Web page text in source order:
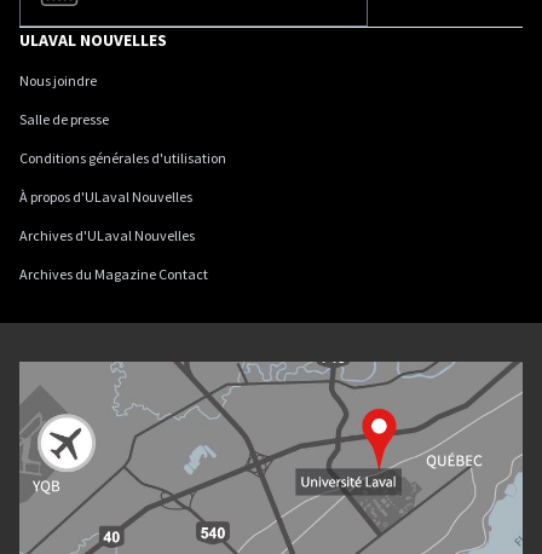
ULAVAL NOUVELLES
Nous joindre
Salle de presse
Conditions générales d'utilisation
À propos d'ULaval Nouvelles
Archives d'ULaval Nouvelles
Archives du Magazine Contact